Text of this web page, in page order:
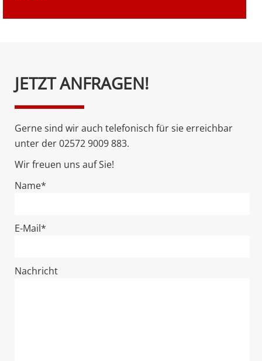
Bitte
lasse
dieses
leer.
JETZT ANFRAGEN!
Gerne sind wir auch telefonisch für sie erreichbar
unter der 02572 9009 883.
Wir freuen uns auf Sie!
Name*
E-Mail*
Nachricht